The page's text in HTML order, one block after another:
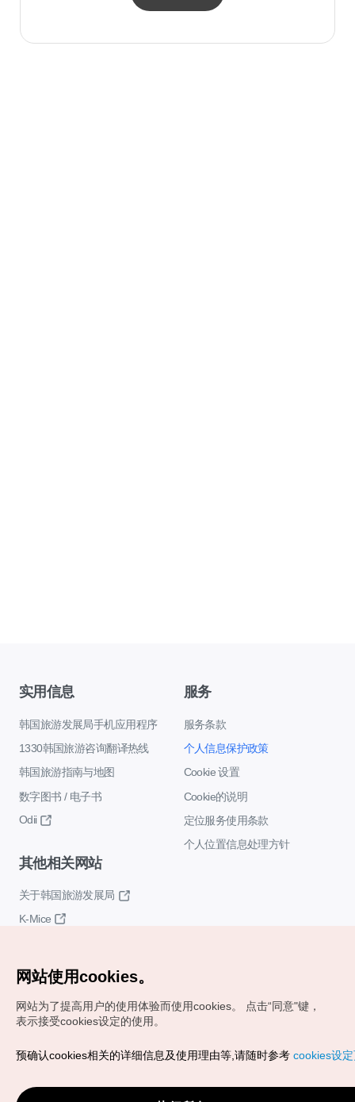
实用信息
韩国旅游发展局手机应用程序
1330韩国旅游咨询翻译热线
韩国旅游指南与地图
数字图书 / 电子书
Odii
服务
服务条款
个人信息保护政策
Cookie 设置
Cookie的说明
定位服务使用条款
个人位置信息处理方针
其他相关网站
关于韩国旅游发展局
K-Mice
Copyrights (c) 韩国旅游发展局版权所有
VISITKOREA官方邮箱
网站使用cookies。
网站为了提高用户的使用体验而使用cookies。
点击“同意"键，
表示接受cookies设定的使用。
预确认cookies相关的详细信息及使用理由等,请随时参考 cookies设